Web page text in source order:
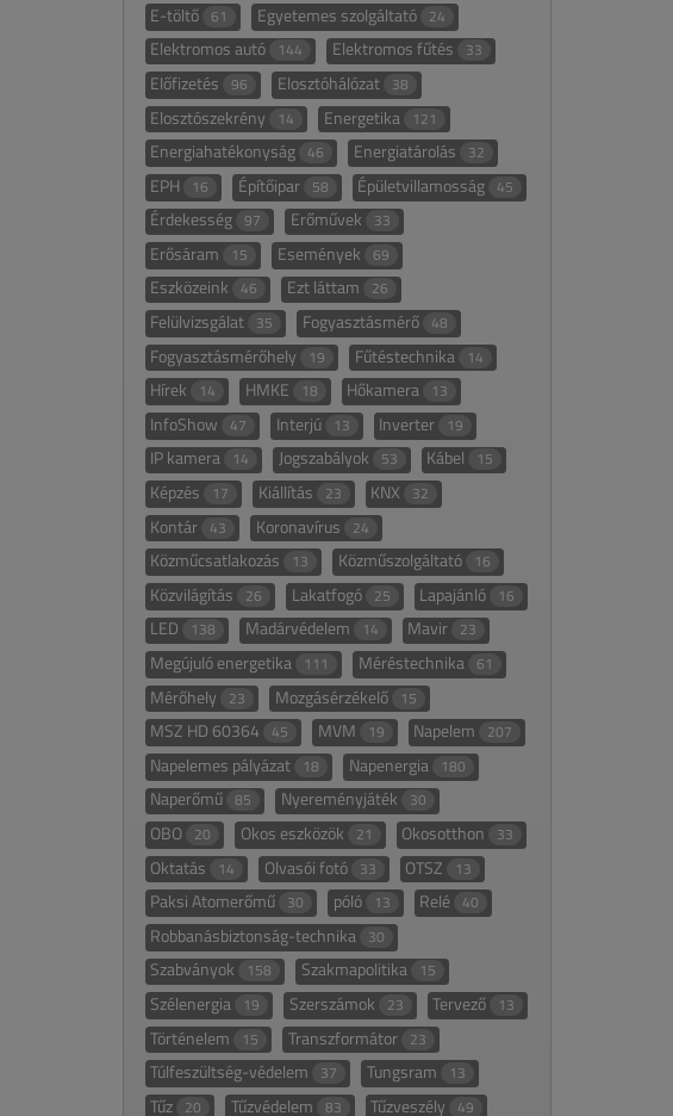
E-töltő 61 Egyetemes szolgáltató 24
Elektromos autó 144 Elektromos fűtés 33
Előfizetés 96 Elosztóhálózat 38
Elosztószekrény 14 Energetika 121
Energiahatékonyság 46 Energiatárolás 32
EPH 16 Építőipar 58 Épületvillamosság 45
Érdekesség 97 Erőművek 33
Erősáram 15 Események 69
Eszközeink 46 Ezt láttam 26
Felülvizsgálat 35 Fogyasztásmérő 48
Fogyasztásmérőhely 19 Fűtéstechnika 14
Hírek 14 HMKE 18 Hőkamera 13
InfoShow 47 Interjú 13 Inverter 19
IP kamera 14 Jogszabályok 53 Kábel 15
Képzés 17 Kiállítás 23 KNX 32
Kontár 43 Koronavírus 24
Közműcsatlakozás 13 Közműszolgáltató 16
Közvilágítás 26 Lakatfogó 25 Lapajánló 16
LED 138 Madárvédelem 14 Mavir 23
Megújuló energetika 111 Méréstechnika 61
Mérőhely 23 Mozgásérzékelő 15
MSZ HD 60364 45 MVM 19 Napelem 207
Napelemes pályázat 18 Napenergia 180
Naperőmű 85 Nyereményjáték 30
OBO 20 Okos eszközök 21 Okosotthon 33
Oktatás 14 Olvasói fotó 33 OTSZ 13
Paksi Atomerőmű 30 póló 13 Relé 40
Robbanásbiztonság-technika 30
Szabványok 158 Szakmapolitika 15
Szélenergia 19 Szerszámok 23 Tervező 13
Történelem 15 Transzformátor 23
Túlfeszültség-védelem 37 Tungsram 13
Tűz 20 Tűzvédelem 83 Tűzveszély 49